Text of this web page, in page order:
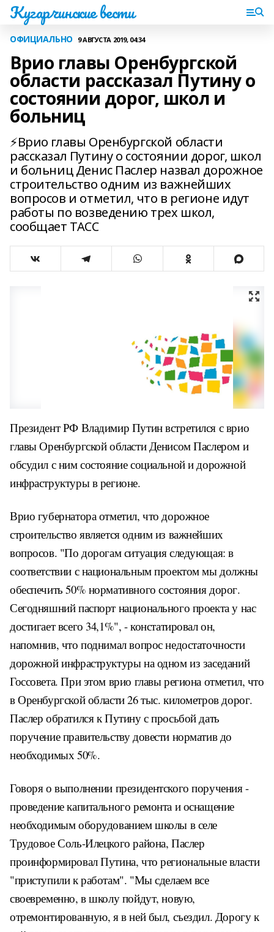
Кугарчинские вести
ОФИЦИАЛЬНО 9 АВГУСТА 2019, 04:34
Врио главы Оренбургской
области рассказал Путину о
состоянии дорог, школ и
больниц
⚡Врио главы Оренбургской области
рассказал Путину о состоянии дорог, школ
и больниц Денис Паслер назвал дорожное
строительство одним из важнейших
вопросов и отметил, что в регионе идут
работы по возведению трех школ,
сообщает ТАСС
Президент РФ Владимир Путин встретился с врио
главы Оренбургской области Денисом Паслером и
обсудил с ним состояние социальной и дорожной
инфраструктуры в регионе.
Врио губернатора отметил, что дорожное
строительство является одним из важнейших
вопросов. "По дорогам ситуация следующая: в
соответствии с национальным проектом мы должны
обеспечить 50% нормативного состояния дорог.
Сегодняшний паспорт национального проекта у нас
достигает всего 34,1%", - констатировал он,
напомнив, что поднимал вопрос недостаточности
дорожной инфраструктуры на одном из заседаний
Госсовета. При этом врио главы региона отметил, что
в Оренбургской области 26 тыс. километров дорог.
Паслер обратился к Путину с просьбой дать
поручение правительству довести норматив до
необходимых 50%.
Говоря о выполнении президентского поручения -
проведение капитального ремонта и оснащение
необходимым оборудованием школы в селе
Трудовое Соль-Илецкого района, Паслер
проинформировал Путина, что региональные власти
"приступили к работам". "Мы сделаем все
своевременно, в школу пойдут, новую,
отремонтированную, я в ней был, съездил. Дорогу к